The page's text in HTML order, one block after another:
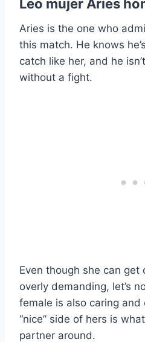
Leo mujer Aries
Aries is the one who
this match. He knows
catch like her, and he
without a fight.
Even though she can get
overly demanding, let’s
female is also caring and
“nice” side of hers is
partner around.